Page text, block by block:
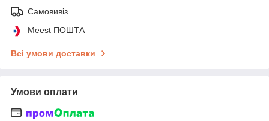
Самовивіз
Meest ПОШТА
Всі умови доставки
Умови оплати